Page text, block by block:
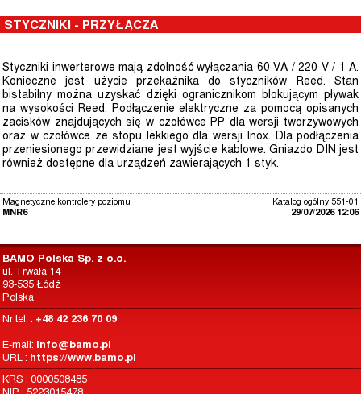
STYCZNIKI - PRZYŁĄCZA
Styczniki inwerterowe mają zdolność wyłączania 60 VA / 220 V / 1 A.
Konieczne jest użycie przekaźnika do styczników Reed. Stan
bistabilny można uzyskać dzięki ogranicznikom blokującym pływak
na wysokości Reed. Podłączenie elektryczne za pomocą opisanych
zacisków znajdujących się w czołówce PP dla wersji tworzywowych
oraz w czołówce ze stopu lekkiego dla wersji Inox. Dla podłączenia
przeniesionego przewidziane jest wyjście kablowe. Gniazdo DIN jest
również dostępne dla urządzeń zawierających 1 styk.
Katalog ogólny 551-01
29/07/2026 12:06
Magnetyczne kontrolery poziomu
MNR6
BAMO Polska Sp. z o.o.
ul. Trwała 14
93-535 Łódź
Polska
Nr tel. : +48 42 236 70 09
E-mail: info@bamo.pl
URL : https://www.bamo.pl
KRS : 0000508485